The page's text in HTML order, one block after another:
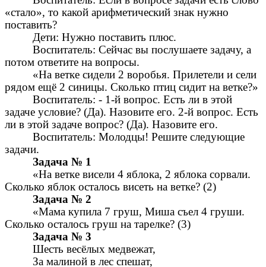
«стало», то какой арифметический знак нужно
поставить?
Дети: Нужно поставить плюс.
Воспитатель: Сейчас вы послушаете задачу, а
потом ответите на вопросы.
«На ветке сидели 2 воробья. Прилетели и сели
рядом ещё 2 синицы. Сколько птиц сидит на ветке?»
Воспитатель: - 1-й вопрос. Есть ли в этой
задаче условие? (Да). Назовите его. 2-й вопрос. Есть
ли в этой задаче вопрос? (Да). Назовите его.
Воспитатель: Молодцы! Решите следующие
задачи.
Задача № 1
«На ветке висели 4 яблока, 2 яблока сорвали.
Сколько яблок осталось висеть на ветке? (2)
Задача № 2
«Мама купила 7 груш, Миша съел 4 груши.
Сколько осталось груш на тарелке? (3)
Задача № 3
Шесть весёлых медвежат,
За малиной в лес спешат,